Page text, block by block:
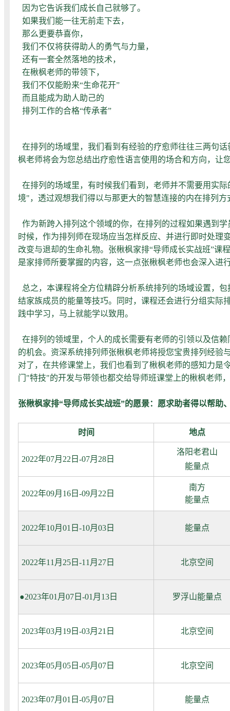
因为它告诉我们成长自己就够了。
如果我们能一往无前走下去，
那么更要恭喜你，
我们不仅将获得助人的勇气与力量，
还有一套全然落地的技术，
在楸枫老师的带领下，
我们不仅能盼来“生命花开”
而且能成为助人助己的
排列工作的合格“传承者”
在排列的场域里，我们看到有经验的疗愈师往往三两句
枫老师将会为您总结出疗愈性语言使用的场合和方向，让
在排列的场域里，有时候我们看到，老师并不需要用实
境"，透过观想我们得以与那更大的智慧连接的内在排列
作为新跨入排列这个领域的你，在排列的过程如果遇到
时候，作为排列师在现场应当怎样反应、并进行即时处
改变与退却的生命礼物。张楸枫家排“导师成长实战班”课
是家排师所要掌握的内容，这一点张楸枫老师也会深入进
总之，本课程将全方位精辟分析系统排列的场域设置，
结家族成员的能量等技巧。同时，课程还会进行分组实际
践中学习，马上就能学以致用。
在排列的领域里，个人的成长需要有老师的引领以及信
的机会。资深系统排列师张楸枫老师将授您宝贵排列经验
对了，在共修课堂上，我们也看到了楸枫老师的感知力是
门"特技"的开发与带领也都交给导师班课堂上的楸枫老师
张楸枫家排“导师成长实战班”的愿景：愿求助者得以帮
时间 地点
2022年07月22日-07月28日
洛阳老君山
能量点
2022年09月16日-09月22日
南方
能量点
2022年10月01日-10月03日 能量点
2022年11月25日-11月27日 北京空间
●2023年01月07日-01月13日 罗浮山能量点
2023年03月19日-03月21日 北京空间
2023年05月05日-05月07日 北京空间
2023年07月01日-05月07日 能量点